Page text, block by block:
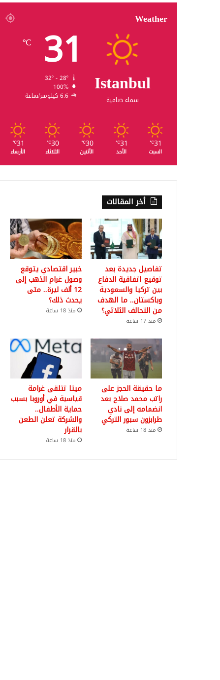
Weather
Istanbul
سماء صافية
31
℃
32º - 28º
100%
6.6 كيلومتر/ساعة
31
℃
السبت
31
℃
الأحد
30
℃
الأثنين
30
℃
الثلاثاء
31
℃
الأربعاء
أخر المقالات
تفاصيل جديدة بعد
توقيع اتفاقية الدفاع
بين تركيا والسعودية
وباكستان.. ما الهدف
من التحالف الثلاثي؟
منذ 17 ساعة
خبير اقتصادي يتوقع
وصول غرام الذهب إلى
12 ألف ليرة.. متى
يحدث ذلك؟
منذ 18 ساعة
ما حقيقة الحجز على
راتب محمد صلاح بعد
انضمامه إلى نادي
طرابزون سبور التركي
منذ 18 ساعة
ميتا تتلقى غرامة
قياسية في أوروبا بسبب
حماية الأطفال..
والشركة تعلن الطعن
بالقرار
منذ 18 ساعة